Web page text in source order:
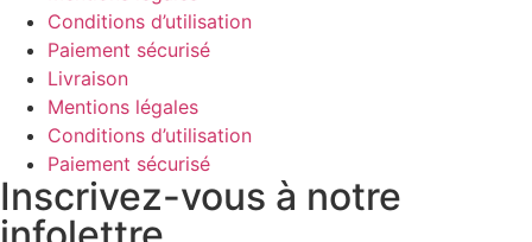
Conditions d’utilisation
Paiement sécurisé
Livraison
Mentions légales
Conditions d’utilisation
Paiement sécurisé
Inscrivez-vous à notre